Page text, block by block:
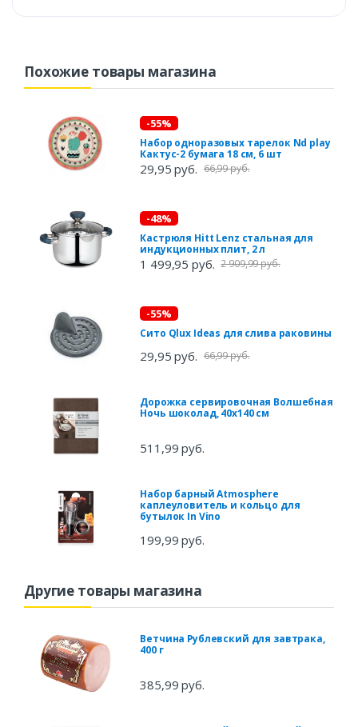
Похожие товары магазина
-55%
Набор одноразовых тарелок Nd play
Кактус-2 бумага 18 см, 6 шт
29,95 руб. 66,99 руб.
-48%
Кастрюля Hitt Lenz стальная для
индукционных плит, 2 л
1 499,95 руб. 2 909,99 руб.
-55%
Сито Qlux Ideas для слива раковины
29,95 руб. 66,99 руб.
Дорожка сервировочная Волшебная
Ночь шоколад, 40х140 см
511,99 руб.
Набор барный Atmosphere
каплеуловитель и кольцо для
бутылок In Vino
199,99 руб.
Другие товары магазина
Ветчина Рублевский для завтрака,
400 г
385,99 руб.